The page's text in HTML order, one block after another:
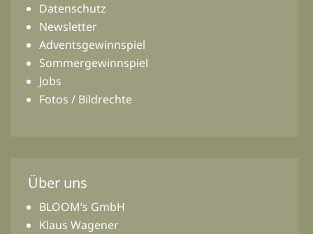
Datenschutz
Newsletter
Adventsgewinnspiel
Sommergewinnspiel
Jobs
Fotos / Bildrechte
Über uns
BLOOM’s GmbH
Klaus Wagener